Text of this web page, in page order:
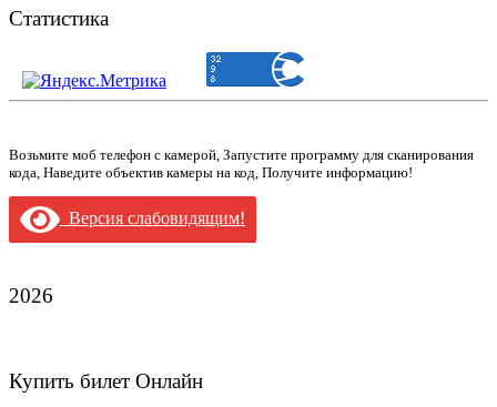
Статистика
Возьмите моб телефон с камерой, Запустите программу для сканирования
кода, Наведите объектив камеры на код, Получите информацию!
Версия слабовидящим!
2026
Купить билет Онлайн